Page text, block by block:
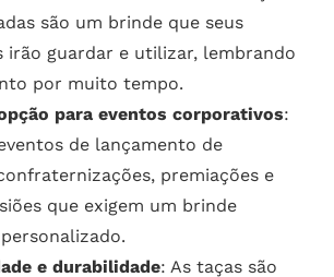
são um brinde que seus
irão guardar e utilizar, lembrando
por muito tempo.
para eventos corporativos:
de lançamento de
premiações e
que exigem um brinde
e durabilidade: As taças são